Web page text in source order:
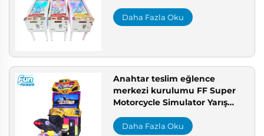
Oyun Salonu Çözümü
Daha Fazla Oku
Anahtar teslim eğlence
merkezi kurulumu FF Super
Motorcycle Simulator Yarış
kapalı alan oyun alanı
Daha Fazla Oku